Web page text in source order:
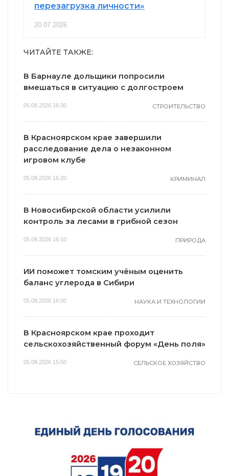
перезагрузка личности»
20.07.2026
ЧИТАЙТЕ ТАКЖЕ:
В Барнауле дольщики попросили
вмешаться в ситуацию с долгостроем
05.08.2026 16:30 СТРОИТЕЛЬСТВО
В Красноярском крае завершили
расследование дела о незаконном
игровом клубе
05.08.2026 16:20 КРИМИНАЛ
В Новосибирской области усилили
контроль за лесами в грибной сезон
05.08.2026 16:10 ПРИРОДА
ИИ поможет томским учёным оценить
баланс углерода в Сибири
05.08.2026 16:00 НАУКА И ТЕХНОЛОГИИ
В Красноярском крае проходит
сельскохозяйственный форум «День поля»
05.08.2026 15:50 СЕЛЬСКОЕ ХОЗЯЙСТВО